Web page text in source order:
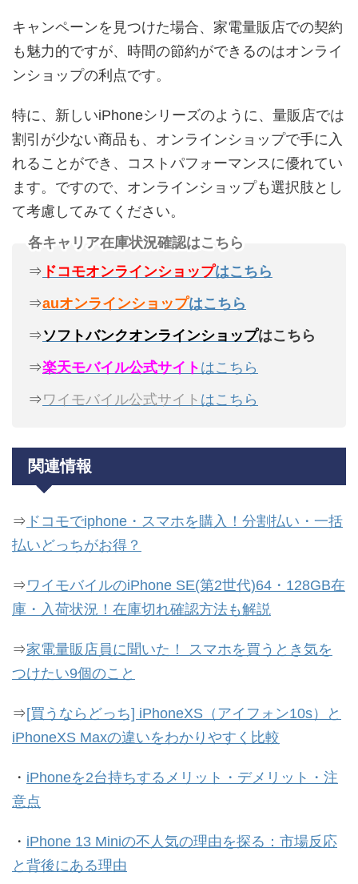
キャンペーンを見つけた場合、家電量販店での契約
も魅力的ですが、時間の節約ができるのはオンライ
ンショップの利点です。
特に、新しいiPhoneシリーズのように、量販店では
割引が少ない商品も、オンラインショップで手に入
れることができ、コストパフォーマンスに優れてい
ます。ですので、オンラインショップも選択肢とし
て考慮してみてください。
各キャリア在庫状況確認はこちら
⇒ ドコモオンラインショップはこちら
⇒auオンラインショップはこちら
⇒ソフトバンクオンラインショップはこちら
⇒楽天モバイル公式サイト はこちら
⇒ワイモバイル公式サイト はこちら
関連情報
⇒ ドコモでiphone・スマホを購入！分割払い・一括
払いどっちがお得？
⇒ワイモバイルのiPhone SE(第2世代)64・128GB在
庫・入荷状況！在庫切れ確認方法も解説
⇒家電量販店員に聞いた！ スマホを買うとき気を
つけたい9個のこと
⇒[買うならどっち] iPhoneXS（アイフォン10s）と
iPhoneXS Maxの違いをわかりやすく比較
・ iPhoneを2台持ちするメリット・デメリット・注
意点
・ iPhone 13 Miniの不人気の理由を探る：市場反応
と背後にある理由